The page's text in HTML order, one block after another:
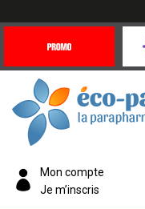
Offres
éco-Mon compte
Je m’inscris